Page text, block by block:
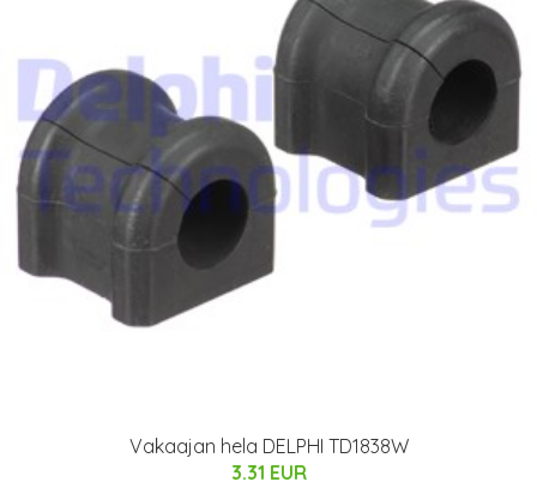
Vakaajan hela DELPHI TD1838W
3.31 EUR